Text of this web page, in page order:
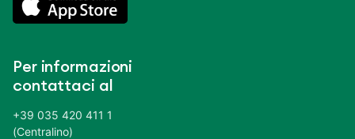
Per informazioni
contattaci al
+39 035 420 411 1
(Centralino)